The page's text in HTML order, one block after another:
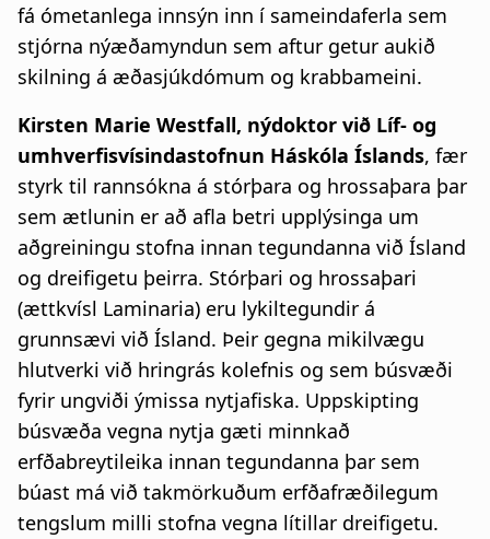
fá ómetanlega innsýn inn í sameindaferla sem
stjórna nýæðamyndun sem aftur getur aukið
skilning á æðasjúkdómum og krabbameini.
Kirsten Marie Westfall, nýdoktor við Líf- og
umhverfisvísindastofnun Háskóla Íslands, fær
styrk til rannsókna á stórþara og hrossaþara þar
sem ætlunin er að afla betri upplýsinga um
aðgreiningu stofna innan tegundanna við Ísland
og dreifigetu þeirra. Stórþari og hrossaþari
(ættkvísl Laminaria) eru lykiltegundir á
grunnsævi við Ísland. Þeir gegna mikilvægu
hlutverki við hringrás kolefnis og sem búsvæði
fyrir ungviði ýmissa nytjafiska. Uppskipting
búsvæða vegna nytja gæti minnkað
erfðabreytileika innan tegundanna þar sem
búast má við takmörkuðum erfðafræðilegum
tengslum milli stofna vegna lítillar dreifigetu.